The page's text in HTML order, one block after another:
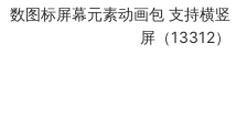
数图标屏幕元素动画包 支持横竖
屏（13312）